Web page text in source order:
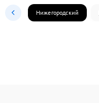
Нижегородский